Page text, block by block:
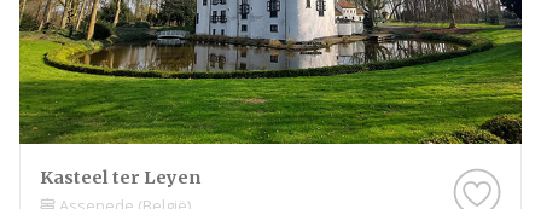
Kasteel ter Leyen